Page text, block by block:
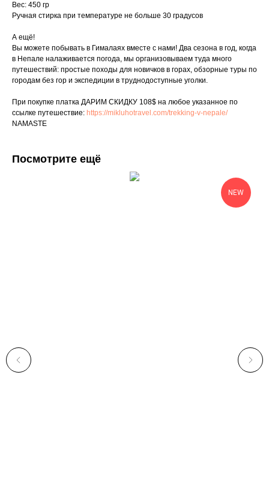
Вес: 450 гр
Ручная стирка при температуре не больше 30 градусов
А ещё!
Вы можете побывать в Гималаях вместе с нами! Два сезона в год, когда
в Непале налаживается погода, мы организовываем туда много
путешествий: простые походы для новичков в горах, обзорные туры по
городам без гор и экспедиции в труднодоступные уголки.
При покупке платка ДАРИМ СКИДКУ 108$ на любое указанное по
ссылке путешествие: https://mikluhotravel.com/trekking-v-nepale/
NAMASTE
Посмотрите ещё
NEW